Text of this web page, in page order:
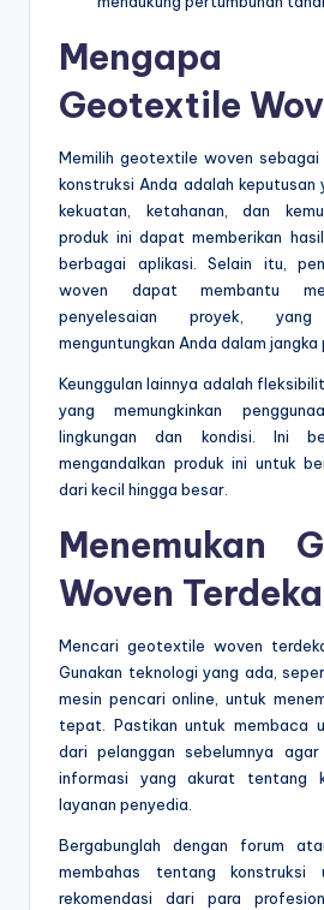
Mengapa
Geotextile
Memilih geotextile woven sebagai
konstruksi Anda adalah keputusan
kekuatan, ketahanan, dan
produk ini dapat memberikan
berbagai aplikasi. Selain itu,
woven dapat membantu
penyelesaian proyek,
menguntungkan Anda dalam jangka
Keunggulan lainnya adalah
yang memungkinkan
lingkungan dan kondisi. Ini
mengandalkan produk ini untuk
dari kecil hingga besar.
Menemukan
Woven
Mencari geotextile woven
Gunakan teknologi yang ada,
mesin pencari online, untuk
tepat. Pastikan untuk membaca
dari pelanggan sebelumnya
informasi yang akurat tentang
layanan penyedia.
Bergabunglah dengan forum
membahas tentang konstruksi
rekomendasi dari para